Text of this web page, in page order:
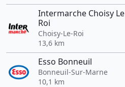
Intermarche Choisy Le
Roi
Choisy-Le-Roi
13,6 km
Esso Bonneuil
Bonneuil-Sur-Marne
10,1 km